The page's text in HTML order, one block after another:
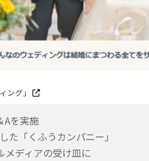
ング」
Aを実施
た「くふうカンパニー」
メディアの受け皿に